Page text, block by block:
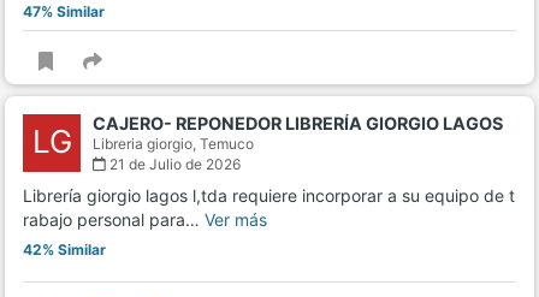
47% Similar
LG CAJERO- REPONEDOR LIBRERÍA GIORGIO LAGOS
Libreria giorgio, Temuco
21 de Julio de 2026
Librería giorgio lagos l,tda requiere incorporar a su equipo de t
rabajo personal para… Ver más
42% Similar